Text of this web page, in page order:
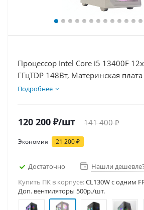
Процессор Intel Core i5 13400F
ГГцTDP 148Вт, Материнская
BOMBER WIFI D5, Видеокарта RTX
Подробнее
120 200 ₽/шт 141 400₽
Экономия 21 200₽
Достаточно
Нашли дешевле?
Купить ПК в корпусе:CL130W c одним
Доп. вентиляторы 500р./шт.